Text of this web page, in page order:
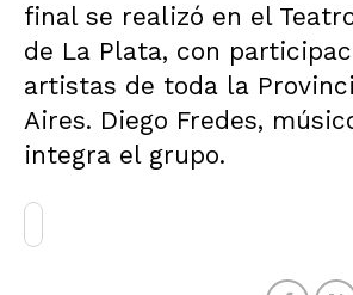
final se realizó en el
de La Plata, con
artistas de toda la
Aires. Diego Fredes,
integra el grupo.